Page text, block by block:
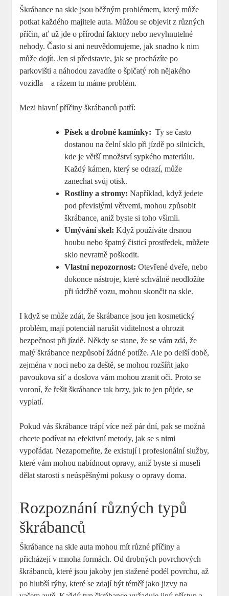
Škrábance na skle jsou běžným problémem, který může
‍potkat každého majitele‌ auta. Můžou se objevit z ‍různých
příčin, ať už jde o přírodní faktory nebo nevyhnutelné
nehody. Často ‌si ani⁤ neuvědomujeme, jak snadno k nim
⁤může dojít. Jen si představte, jak se procházíte po‌
parkovišti a náhodou zavadíte o špičatý roh ‌nějakého
vozidla ⁢– ⁤a rázem⁤ tu máme problém.
Mezi hlavní⁣ příčiny ‍škrábanců patří:
Písek a drobné ⁢kamínky: ⁢ Ty se často
dostanou na čelní ⁢sklo při jízdě po silnicích,
kde je větší množství‍ sypkého materiálu.
Každý kámen, který se odrazí, může
zanechat svůj otisk.
Rostliny‍ a ⁢stromy: Například, když ⁤jedete
pod převislými větvemi, ‌mohou⁣ způsobit
škrábance, ⁢aniž byste si toho všimli.
Umývání⁣ skel: Když používáte‍ drsnou
houbu nebo špatný⁤ čisticí‍ prostředek, můžete
​sklo nevratně poškodit.
Vlastní nepozornost: Otevřené dveře, nebo
dokonce nástroje, které schválně neodložíte
při ‌údržbě‍ vozu, mohou skončit na ​skle.
I když se ​může zdát, ⁣že škrábance​ jsou jen kosmetický
problém, ‍mají potenciál narušit viditelnost a‍ ohrozit
bezpečnost‌ při ⁤jízdě.‍ Někdy se​ stane, že se vám⁢ zdá, že
malý škrábance nezpůsobí žádné potíže. Ale ‍po delší době,
zejména v‌ noci nebo za​ deště, se mohou rozšířit jako
pavoukova síť a doslova vám ⁤mohou zranit oči. Proto‍ se
voroní, že řešit škrábance tak ⁤brzy, ⁢jak to jen půjde, se ​
vyplatí.
Pokud vás škrábance trápí více než pár dní,‍ pak se možná
chcete podívat na efektivní metody, jak ⁣se s nimi​
vypořádat. ⁤Nezapomeňte, že existují i profesionální služby,
které ​vám mohou nabídnout opravy, aniž byste si museli
dělat​ starosti s neúspěšnými pokusy o​ opravy doma.
Rozpoznání‍ různých ⁣typů
škrábanců
Škrábance ‍na ‍skle‌ auta⁤ mohou ‍mít různé⁣ příčiny​ a
přicházejí v⁢ mnoha formách. Od drobných povrchových
škrábanců, které jsou jakoby jen ⁢stažené podél povrchu, ‌až‌
po hlubší rýhy, ​které se zdají být téměř jako jizvy na